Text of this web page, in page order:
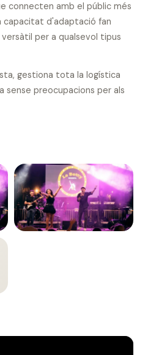
connecten amb el públic més
capacitat d'adaptació fan
per a qualsevol tipus
gestiona tota la logística
sense preocupacions per als